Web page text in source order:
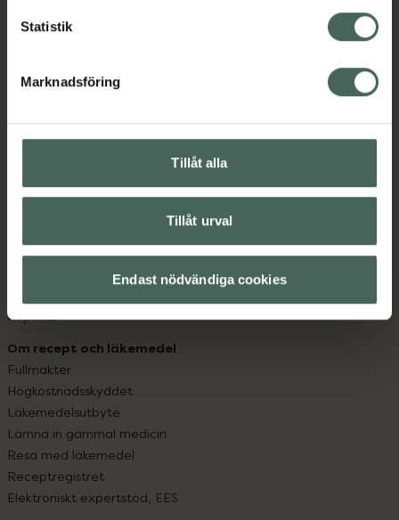
Statistik
Marknadsföring
Tillåt alla
Tillåt urval
Endast nödvändiga cookies
syd till Lappland i norr, och online i mobilen och på
datorn. Oavsett vem du är så är det vårt uppdrag att
med oss.
Kundservice
Kontakta oss
Hitta apotek
Leverans, betalning och retur
Sajtens tillgänglighet
Köpvillkor
Om recept och läkemedel
Fullmakter
Högkostnadsskyddet
Läkemedelsutbyte
Lämna in gammal medicin
Resa med läkemedel
Receptregistret
Elektroniskt expertstöd, EES